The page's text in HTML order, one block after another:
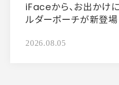
iFaceから、お出かけ
ルダーポーチが新登場
2026.08.05